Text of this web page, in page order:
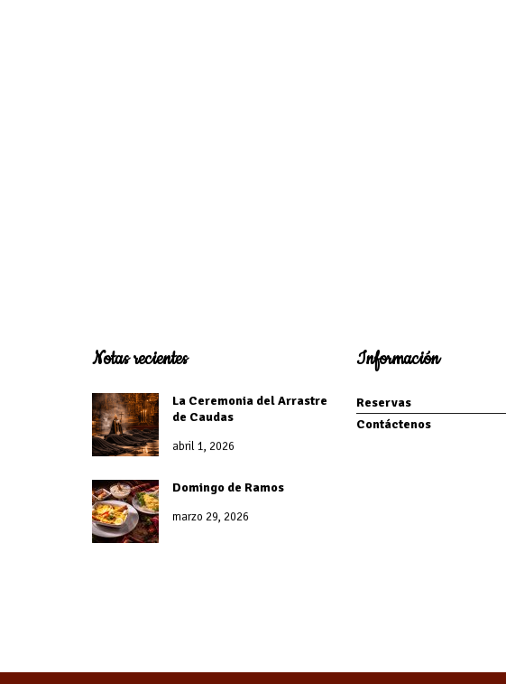
Notas recientes
La Ceremonia del Arrastre
de Caudas
abril 1, 2026
Domingo de Ramos
marzo 29, 2026
Información
Reservas
Contáctenos